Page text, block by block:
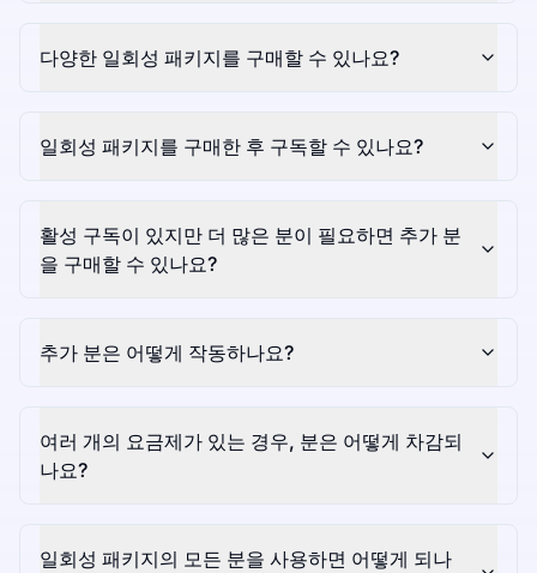
다양한 일회성 패키지를 구매할 수 있나요?
일회성 패키지를 구매한 후 구독할 수 있나요?
활성 구독이 있지만 더 많은 분이 필요하면 추가 분
을 구매할 수 있나요?
추가 분은 어떻게 작동하나요?
여러 개의 요금제가 있는 경우, 분은 어떻게 차감되
나요?
일회성 패키지의 모든 분을 사용하면 어떻게 되나